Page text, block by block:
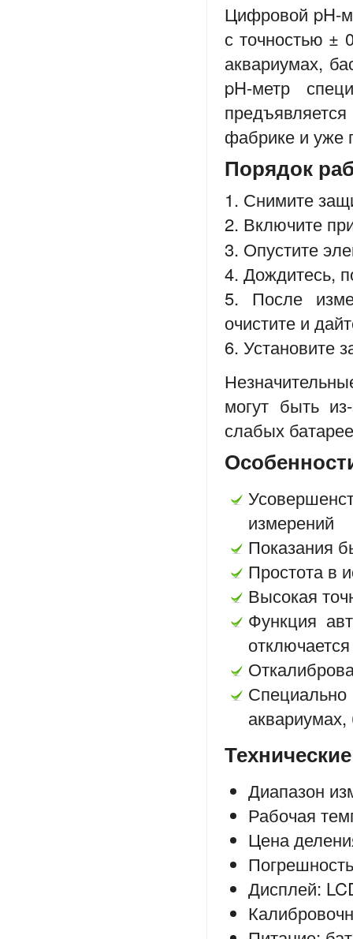
Цифровой pH-
с точностью ±
аквариумах,
pH-метр
фабрике и уже
Порядок
1. Снимите
2. Включите
3. Опустите
4. Дождитесь,
5. После
очистите и
6. Установите
могут быть
слабых
измерений
Показания
Простота в
Высокая
Функция
Диапазон
Рабочая
Цена
Дисплей: